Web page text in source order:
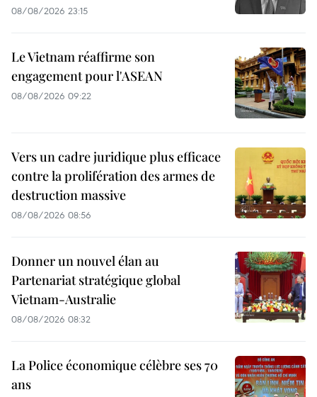
08/08/2026 23:15
Le Vietnam réaffirme son
engagement pour l'ASEAN
08/08/2026 09:22
Vers un cadre juridique plus efficace
contre la prolifération des armes de
destruction massive
08/08/2026 08:56
Donner un nouvel élan au
Partenariat stratégique global
Vietnam-Australie
08/08/2026 08:32
La Police économique célèbre ses 70
ans